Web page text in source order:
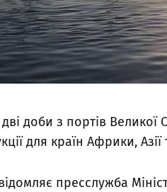
дві доби з портів
для країн Африки,
пресслужба